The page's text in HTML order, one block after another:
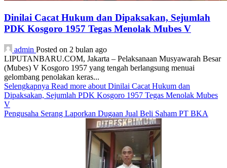
Dinilai Cacat Hukum dan Dipaksakan, Sejumlah
PDK Kosgoro 1957 Tegas Menolak Mubes V
admin Posted on 2 bulan ago
LIPUTANBARU.COM, Jakarta – Pelaksanaan Musyawarah Besar
(Mubes) V Kosgoro 1957 yang tengah berlangsung menuai
gelombang penolakan keras...
Selengkapnya Read more about Dinilai Cacat Hukum dan
Dipaksakan, Sejumlah PDK Kosgoro 1957 Tegas Menolak Mubes
V
Pengusaha Serang Laporkan Dugaan Jual Beli Saham PT BKA